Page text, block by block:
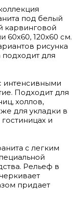
под белый
карвинговой
60х60, 120х60 см.
рисунка
для
интенсивными
Подходит для
холлов,
для укладки в
и
с легким
Рельеф в
придает